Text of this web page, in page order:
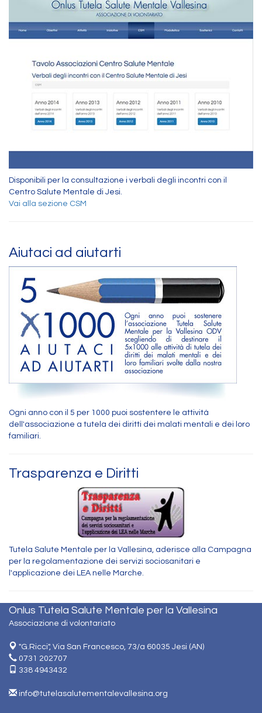
Disponibili per la consultazione i verbali degli incontri con il
Centro Salute Mentale di Jesi.
Vai alla sezione CSM
Aiutaci ad aiutarti
Ogni anno con il 5 per 1000 puoi sostentere le attività
dell'associazione a tutela dei diritti dei malati mentali e dei loro
familiari.
Trasparenza e Diritti
Tutela Salute Mentale per la Vallesina, aderisce alla Campagna
per la regolamentazione dei servizi sociosanitari e
l'applicazione dei LEA nelle Marche.
Onlus Tutela Salute Mentale per la Vallesina
Associazione di volontariato
"G.Ricci", Via San Francesco, 73/a 60035 Jesi (AN)
0731 202707
338 4943432
info@tutelasalutementalevallesina.org